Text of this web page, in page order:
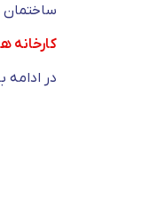
کارخانه
در ادامه